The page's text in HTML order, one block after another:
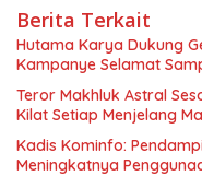
Berita Terkait
Hutama Karya Dukung
Kampanye Selamat
Teror Makhluk Astral
Kilat Setiap Menjelang
Kadis Kominfo:
Meningkatnya